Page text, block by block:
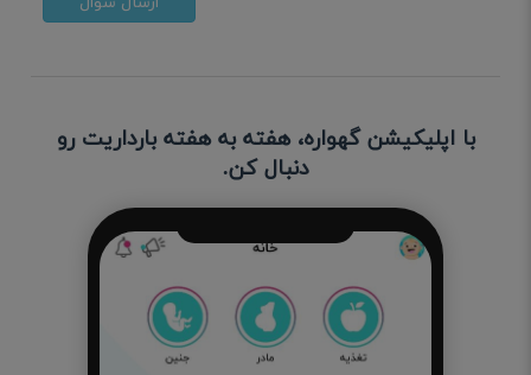
با اپلیکیشن گهواره، هفته به هفته بارداریت رو
دنبال کن.